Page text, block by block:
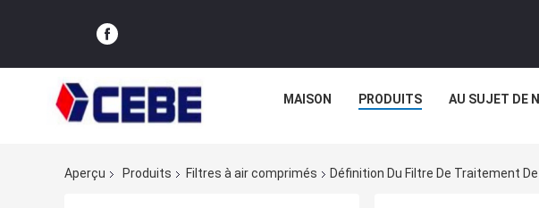
MAISON PRODUITS AU SUJET DE
Aperçu Produits Filtres à air comprimés Définition Du Filtre De Traitement